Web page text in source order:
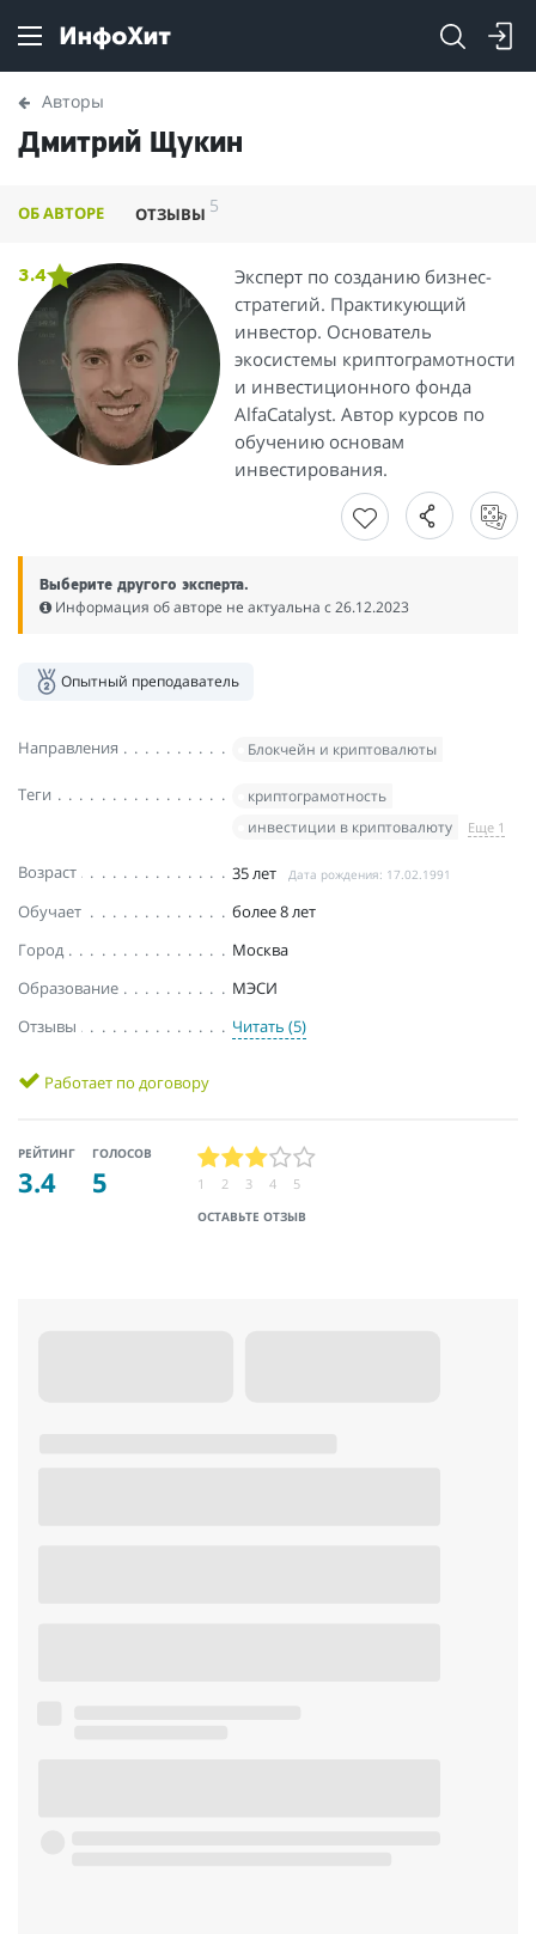
Авторы
Дмитрий Щукин
ОБ АВТОРЕ ОТЗЫВЫ 5
3.4
Эксперт по созданию бизнес-
стратегий. Практикующий
инвестор. Основатель
экосистемы криптограмотности
и инвестиционного фонда
AlfaCatalyst. Автор курсов по
обучению основам
инвестирования.
Выберите другого эксперта.
Информация об авторе не актуальна c 26.12.2023
Опытный преподаватель
Направления Блокчейн и криптовалюты
Теги
криптограмотность
инвестиции в криптовалюту
Еще 1
Возраст 35 лет Дата рождения: 17.02.1991
Обучает
более 8 лет
Город
Москва
Образование
МЭСИ
Отзывы
Читать (5)
Работает по договору
РЕЙТИНГ
3.4
ГОЛОСОВ
5
ОСТАВЬТЕ ОТЗЫВ
1 2 3 4 5